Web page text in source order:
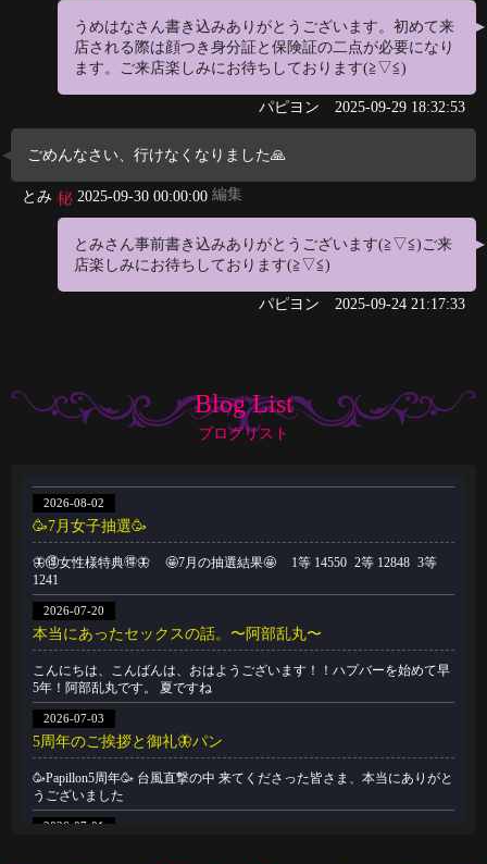
うめはなさん書き込みありがとうございます。初めて来
店される際は顔つき身分証と保険証の二点が必要になり
ます。ご来店楽しみにお待ちしております(≧▽≦)
パピヨン 2025-09-29 18:32:53
ごめんなさい、行けなくなりました🙏
とみ 2025-09-30 00:00:00 編集
とみさん事前書き込みありがとうございます(≧▽≦)ご来
店楽しみにお待ちしております(≧▽≦)
パピヨン 2025-09-24 21:17:33
Blog List
ブログリスト
2026-08-02
🥳7月女子抽選🥳
🦋🉐女性様特典🉐🦋 🤩7月の抽選結果🤩 1等 14550 2等 12848 3等
1241
2026-07-20
本当にあったセックスの話。〜阿部乱丸〜
こんにちは、こんばんは、おはようございます！！ハプバーを始めて早
5年！阿部乱丸です。 夏ですね
2026-07-03
5周年のご挨拶と御礼🦋パン
🥳Papillon5周年🥳 台風直撃の中 来てくださった皆さま、本当にありがと
うございました
2026-07-01